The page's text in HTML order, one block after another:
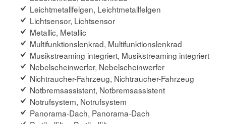
Leichtmetallfelgen, Leichtmetallfelgen
Lichtsensor, Lichtsensor
Metallic, Metallic
Multifunktionslenkrad, Multifunktionslenkrad
Musikstreaming integriert, Musikstreaming integriert
Nebelscheinwerfer, Nebelscheinwerfer
Nichtraucher-Fahrzeug, Nichtraucher-Fahrzeug
Notbremsassistent, Notbremsassistent
Notrufsystem, Notrufsystem
Panorama-Dach, Panorama-Dach